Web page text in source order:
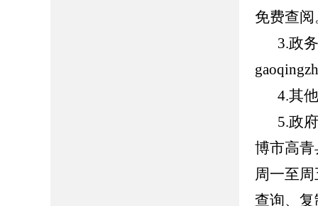
免费查阅
3.政
4.其
5.政
博市高
周一至
查询、